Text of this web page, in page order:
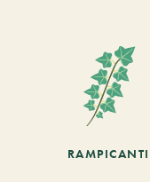
RAMPICANTI